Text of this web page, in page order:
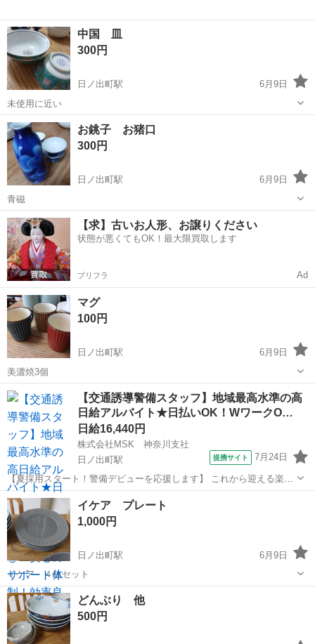
中国 皿
300円
日ノ出町駅
6月9日
未使用に近い
神奈川 横浜市 日ノ出町駅
お銚子 お猪口
300円
日ノ出町駅
6月9日
青磁
神奈川 横浜市 日ノ出町駅 食器
【求】古いお人形、お譲りください
状態が悪くてもOK！最大限買取します
プリフラ Ad
マグ
100円
日ノ出町駅
6月9日
美濃焼3個
神奈川 日ノ出町駅 食器
【交通誘導警備スタッフ】地域最高水準の高
日給アルバイト★日払いOK！WワークO…
日給16,440円
株式会社MSK 神奈川支社
日ノ出町駅
提携サイト 7月24日
【夏採用スタート！警備デビューを応援します】 これから迎える楽し
いイベントや連休も充実♪ ＞＞仲間が増える今がチャンス！＜＜ ＞＞
地域最高水準の高日給で効率抜群！＜＜ ★未経験から安心・納得の高
収入GET！★ 働き...
神奈川 横浜市 日ノ出町駅 販売
イケア プレート
1,000円
日ノ出町駅
6月9日
イケア ４枚セット
神奈川 横浜市 日ノ出町駅
どんぶり 他
500円